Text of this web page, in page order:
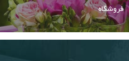
فروشگاه